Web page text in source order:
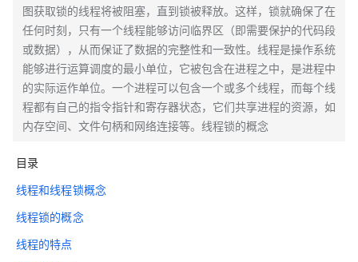
图获取锁的线程将被阻塞，直到锁被释放。这样，锁就确保了在
任何时刻，只有一个线程能够访问临界区（即需要保护的代码段
或数据），从而保证了数据的完整性和一致性。线程是操作系统
能够进行运算调度的最小单位，它被包含在进程之中，是进程中
的实际运作单位。一个进程可以包含一个或多个线程，而每个线
程都有自己的指令指针和寄存器状态，它们共享进程的资源，如
内存空间、文件句柄和网络连接等。线程锁的概念
目录
线程和线程锁概念
线程锁的概念
线程的特点